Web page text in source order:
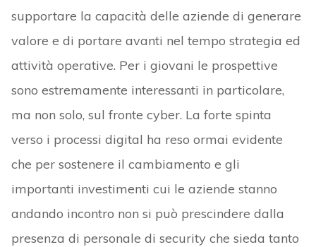
supportare la capacità delle aziende di generare
valore e di portare avanti nel tempo strategia ed
attività operative. Per i giovani le prospettive
sono estremamente interessanti in particolare,
ma non solo, sul fronte cyber. La forte spinta
verso i processi digital ha reso ormai evidente
che per sostenere il cambiamento e gli
importanti investimenti cui le aziende stanno
andando incontro non si può prescindere dalla
presenza di personale di security che sieda tanto